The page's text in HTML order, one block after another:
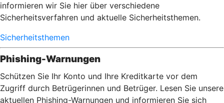
informieren wir Sie hier über verschiedene
Sicherheitsverfahren und aktuelle Sicherheitsthemen.
Sicherheitsthemen
Phishing-Warnungen
Schützen Sie Ihr Konto und Ihre Kreditkarte vor dem
Zugriff durch Betrügerinnen und Betrüger. Lesen Sie unsere
aktuellen Phishing-Warnungen und informieren Sie sich